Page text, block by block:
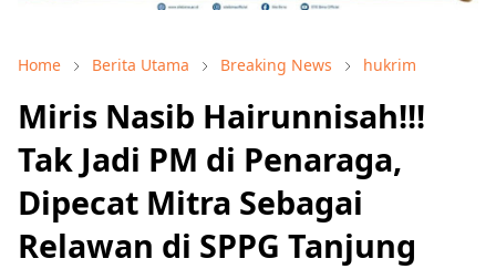
Home Berita Utama Breaking News hukrim
Miris Nasib Hairunnisah!!!
Tak Jadi PM di Penaraga,
Dipecat Mitra Sebagai
Relawan di SPPG Tanjung